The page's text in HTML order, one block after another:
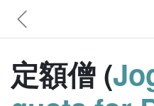
定額僧 (